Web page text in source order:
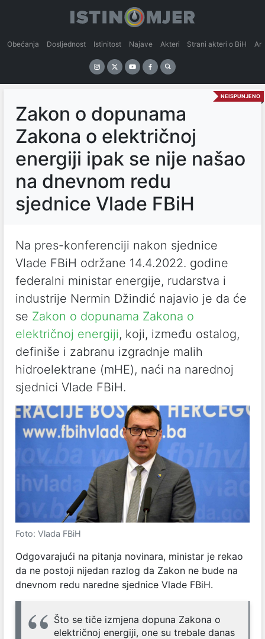
Obećanja Dosljednost Istinitost Najave Akteri Strani akteri o BiH
NEISPUNJENO
Zakon o dopunama
Zakona o električnoj
energiji ipak se nije našao
na dnevnom redu
sjednice Vlade FBiH
Na pres-konferenciji nakon sjednice
Vlade FBiH održane 14.4.2022. godine
federalni ministar energije, rudarstva i
industrije Nermin Džindić najavio je da će
se Zakon o dopunama Zakona o
električnoj energiji, koji, između ostalog,
definiše i zabranu izgradnje malih
hidroelektrane (mHE), naći na narednoj
sjednici Vlade FBiH.
Foto: Vlada FBiH
Odgovarajući na pitanja novinara, ministar je rekao
da ne postoji nijedan razlog da Zakon ne bude na
dnevnom redu naredne sjednice Vlade FBiH.
Što se tiče izmjena dopuna Zakona o
električnoj energiji, one su trebale danas